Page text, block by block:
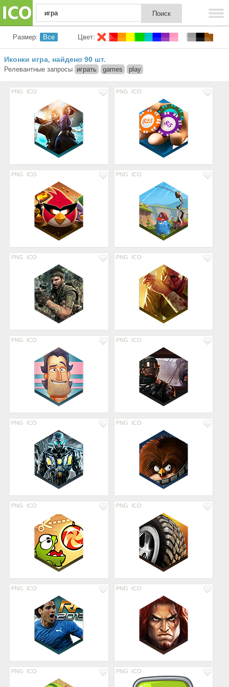
Размер: Все Цвет:
Иконки игра, найдено 90 шт.
Релевантные запросы играть games play
PNG ICO PNG ICO
PNG ICO PNG ICO
PNG ICO PNG ICO
PNG ICO PNG ICO
PNG ICO PNG ICO
PNG ICO PNG ICO
PNG ICO PNG ICO
PNG ICO PNG ICO